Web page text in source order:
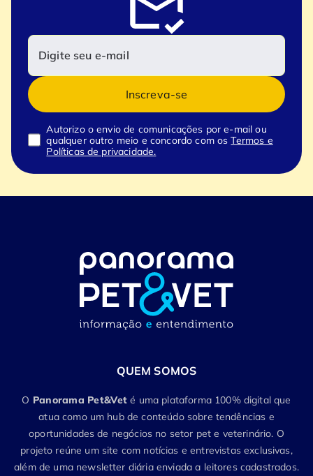
Inscreva-se
Autorizo o envio de comunicações por e-mail ou
qualquer outro meio e concordo com osTermos e
Políticas de privacidade.
QUEM SOMOS
O Panorama Pet&Vet é uma plataforma 100% digital que
atua como um hub de conteúdo sobre tendências e
oportunidades de negócios no setor pet e veterinário. O
projeto reúne um site com notícias e entrevistas exclusivas,
além de uma newsletter diária enviada a leitores cadastrados.